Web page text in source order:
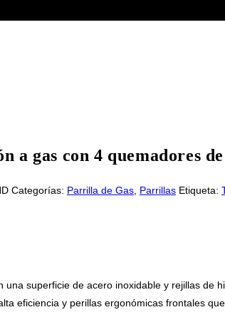
a gas con 4 quemadores
Categorías: Parrilla de Gas Parrillas Etiqueta:
una superficie de acero inoxidable y rejillas
eficiencia y perillas ergonómicas frontales